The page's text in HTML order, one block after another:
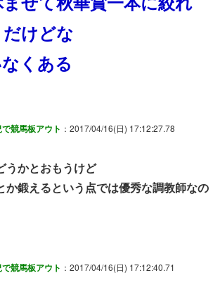
けどな
くある
競馬板アウト ：2017/04/16(日) 17:12:27.78
うかとおもうけど
か鍛えるという点では優秀な調教師なの
競馬板アウト ：2017/04/16(日) 17:12:40.71